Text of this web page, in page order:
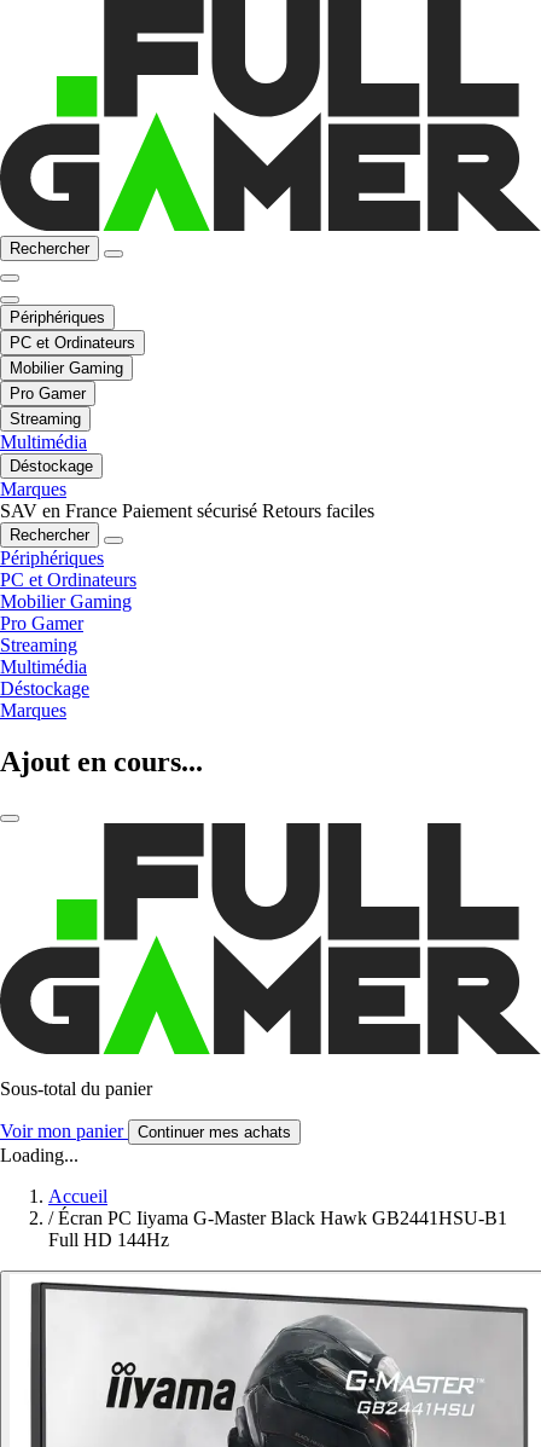
Rechercher
Périphériques
PC et Ordinateurs
Mobilier Gaming
Pro Gamer
Streaming
Multimédia
Déstockage
Marques
SAV en France Paiement sécurisé Retours faciles
Rechercher
Périphériques
PC et Ordinateurs
Mobilier Gaming
Pro Gamer
Streaming
Multimédia
Déstockage
Marques
Ajout en cours...
Sous-total du panier
Voir mon panier Continuer mes achats
Loading...
Accueil
/ Écran PC Iiyama G-Master Black Hawk GB2441HSU-B1
Full HD 144Hz